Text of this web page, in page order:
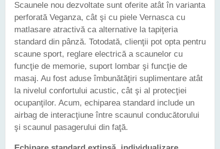
Scaunele nou dezvoltate sunt oferite atât în varianta
perforată Veganza, cât şi cu piele Vernasca cu
matlasare atractivă ca alternative la tapiţeria
standard din pânză. Totodată, clienţii pot opta pentru
scaune sport, reglare electrică a scaunelor cu
funcţie de memorie, suport lombar şi funcţie de
masaj. Au fost aduse îmbunătăţiri suplimentare atât
la nivelul confortului acustic, cât şi al protecţiei
ocupanţilor. Acum, echiparea standard include un
airbag de interacţiune între scaunul conducătorului
şi scaunul pasagerului din faţă.